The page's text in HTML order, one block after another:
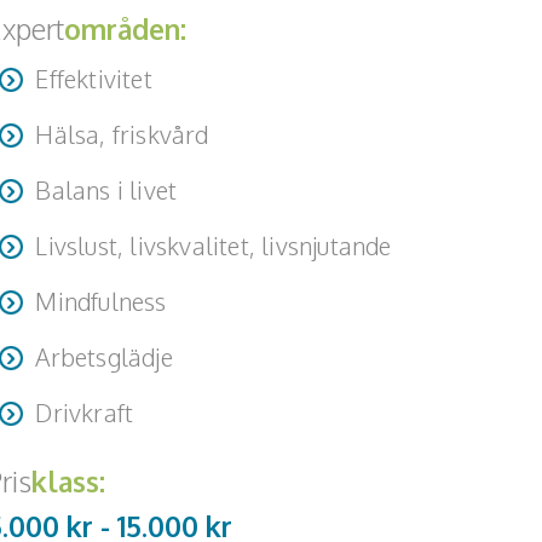
områden:
Effektivitet
Hälsa, friskvård
Balans i livet
Livslust, livskvalitet, livsnjutande
Mindfulness
Arbetsglädje
Drivkraft
klass:
kr -15.000 kr